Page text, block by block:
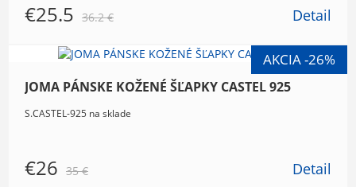
€25.5 36.2 € Detail
JOMA PÁNSKE KOŽENÉ ŠĽAPKY CASTEL 925
S.CASTEL-925 na sklade
€26 35 € Detail